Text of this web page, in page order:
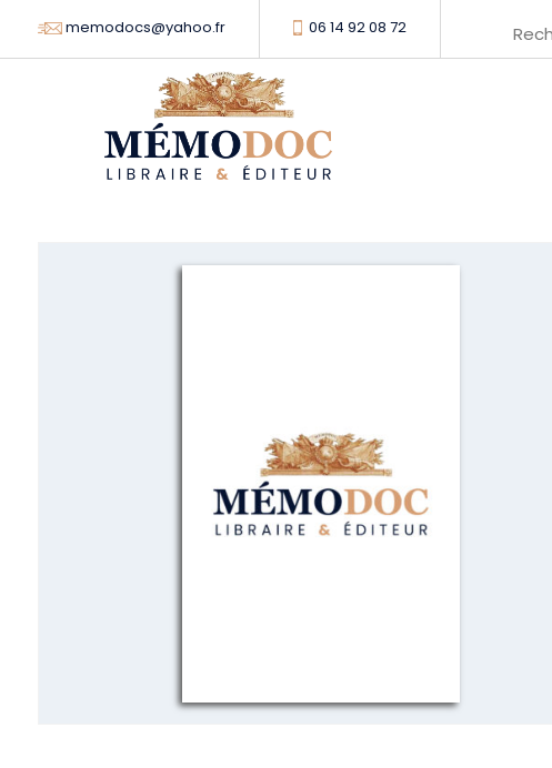
memodocs@yahoo.fr 06 14 92 08 72